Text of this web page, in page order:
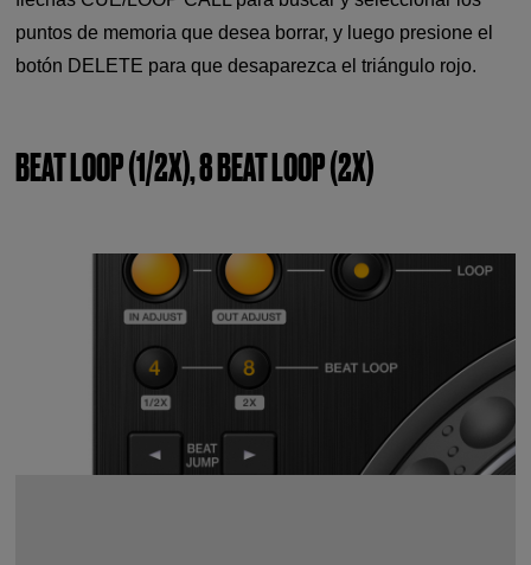
puntos de memoria que desea borrar, y luego presione el
botón DELETE para que desaparezca el triángulo rojo.
BEAT LOOP (1/2X), 8 BEAT LOOP (2X)